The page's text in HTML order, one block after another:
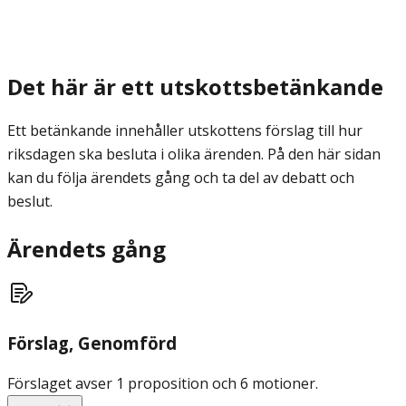
Det här är ett utskottsbetänkande
Ett betänkande innehåller utskottens förslag till hur
riksdagen ska besluta i olika ärenden. På den här sidan
kan du följa ärendets gång och ta del av debatt och
beslut.
Ärendets gång
Förslag, Genomförd
Förslaget avser 1 proposition och 6 motioner.